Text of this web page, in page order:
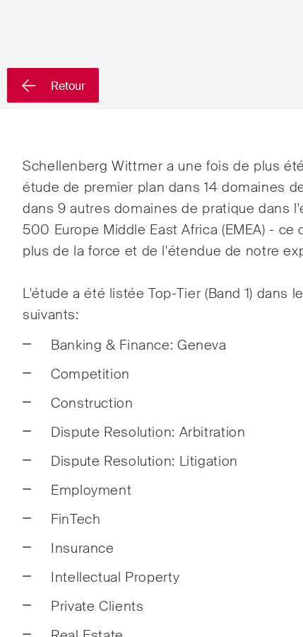
Retour
Schellenberg Wittmer a une fois de plus
étude de premier plan dans 14 domaines
dans 9 autres domaines de pratique dans
500 Europe Middle East Africa (EMEA) -
plus de la force et de l'étendue de notre
L'étude a été listée Top-Tier (Band 1) dans
suivants:
Banking & Finance: Geneva
Competition
Construction
Dispute Resolution: Arbitration
Dispute Resolution: Litigation
Employment
FinTech
Insurance
Intellectual Property
Private Clients
Newsletters & Newsflashes
Une sélection mensuelle de
sujets clés issus de nos
domaines d'activités, secteurs
et industries, ainsi que des
Newsflash sur l'actualité.
Publications
Courriel mensuel contenant les
dernières mises à jour et les
du Tribunal fédéral suisse en